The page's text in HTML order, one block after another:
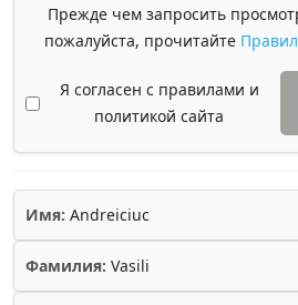
Прежде чем запросить
пожалуйста, прочитайте
Я согласен с правилами и
политикой сайта
Имя: Andreiciuc
Фамилия: Vasili